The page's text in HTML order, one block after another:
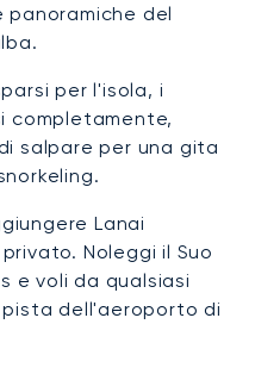
del
per l'isola, i
completamente,
salpare per una gita
Lanai
Noleggi il Suo
e voli da qualsiasi
dell'aeroporto di